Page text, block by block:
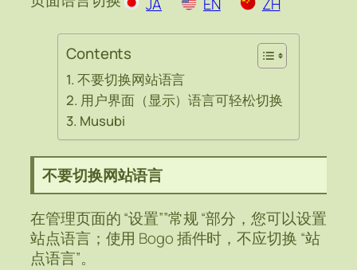
Contents
不要切换网站语言
用户界面（显示）语言可轻松切换
Musubi
不要切换网站语言
在管理页面的 “设置””常规 “部分，您可以设置
站点语言；使用 Bogo 插件时，不应切换 “站
点语言”。